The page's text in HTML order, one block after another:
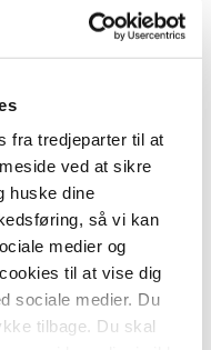
fra tredjeparter til at
ved at sikre
huske dine
så vi kan
medier og
til at vise dig
sociale medier. Du
tilbage. Du skal
af børnenes
dyr!
om de 100 dyr,
i hele verden.
snigere og
foto og facts, så
dyr - og gode råd,
udgave af
Verdens 100
fotos, opdaterede